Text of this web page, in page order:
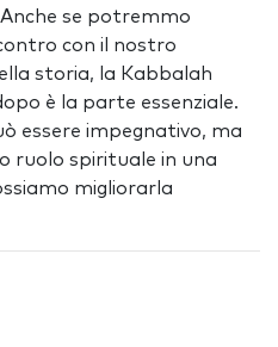
se potremmo
con il nostro
storia, la Kabbalah
è la parte essenziale.
essere impegnativo, ma
ruolo spirituale in una
migliorarla